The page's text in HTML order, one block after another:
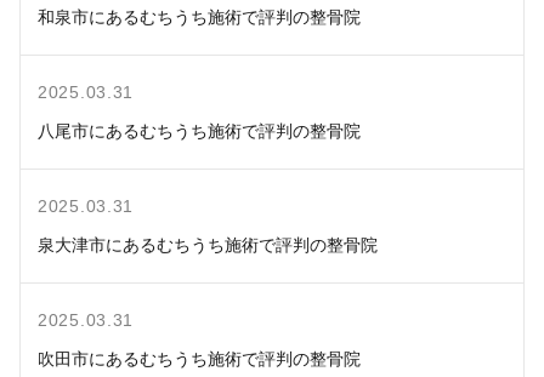
和泉市にあるむちうち施術で評判の整骨院
2025.03.31
八尾市にあるむちうち施術で評判の整骨院
2025.03.31
泉大津市にあるむちうち施術で評判の整骨院
2025.03.31
吹田市にあるむちうち施術で評判の整骨院